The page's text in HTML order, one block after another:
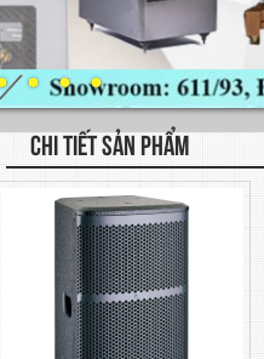
CHI TIẾT SẢN PHẨM